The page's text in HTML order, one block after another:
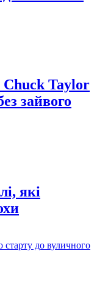
Taylor
зайвого
які
старту до вуличного